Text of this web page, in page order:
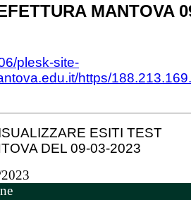
MANTOVA
plesk-site-
https/
ESITI TEST
DEL 09-03-2023